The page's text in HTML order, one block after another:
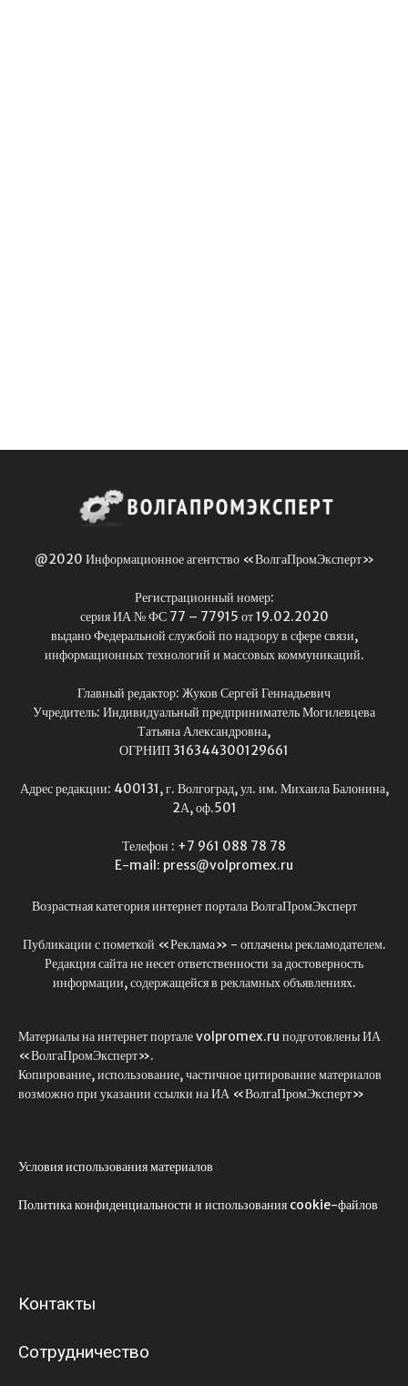
@2020 Информационное агентство «ВолгаПромЭксперт»
Регистрационный номер:
серия ИА № ФС 77 – 77915 от 19.02.2020
выдано Федеральной службой по надзору в сфере связи,
информационных технологий и массовых коммуникаций.
Главный редактор: Жуков Сергей Геннадьевич
Учредитель: Индивидуальный предприниматель Могилевцева
Татьяна Александровна,
ОГРНИП 316344300129661
Адрес редакции: 400131, г. Волгоград, ул. им. Михаила Балонина,
2А, оф.501
Телефон : +7 961 088 78 78
E-mail: press@volpromex.ru
Возрастная категория интернет портала ВолгаПромЭксперт
Публикации с пометкой «Реклама» - оплачены рекламодателем.
Редакция сайта не несет ответственности за достоверность
информации, содержащейся в рекламных объявлениях.
Материалы на интернет портале volpromex.ru подготовлены ИА
«ВолгаПромЭксперт».
Копирование, использование, частичное цитирование материалов
возможно при указании ссылки на ИА «ВолгаПромЭксперт»
Условия использования материалов
Политика конфиденциальности и использования cookie-файлов
Контакты
Сотрудничество